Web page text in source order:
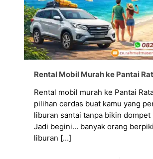
Rental Mobil Murah ke Pantai
Rental mobil murah ke Pantai
pilihan cerdas buat kamu yang
liburan santai tanpa bikin dompet
Jadi begini… banyak orang
liburan […]